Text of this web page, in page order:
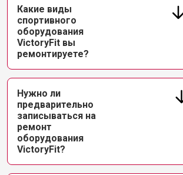
Какие виды
спортивного
оборудования
VictoryFit вы
ремонтируете?
Нужно ли
предварительно
записываться на
ремонт
оборудования
VictoryFit?